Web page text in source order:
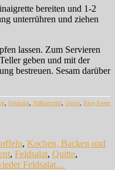
bereiten und 1-2
unterrühren und ziehen
lassen. Zum Servieren
geben und mit der
bestreuen. Sesam darüber
Feldsalat Süßkartoffel Quitte Blog-Event
, Kochen, Backen und
, Feldsalat, Quitte,
Feldsalat…